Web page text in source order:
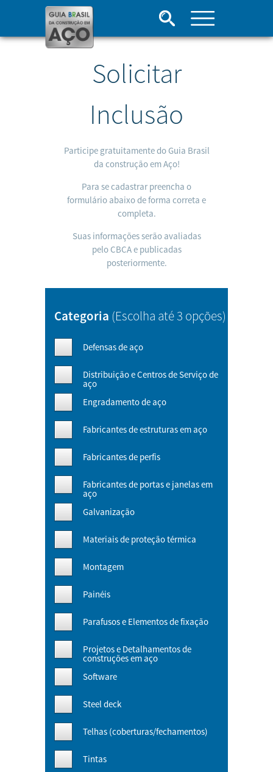
Solicitar
Inclusão
Participe gratuitamente do Guia Brasil
da construção em Aço!
Para se cadastrar preencha o
formulário abaixo de forma correta e
completa.
Suas informações serão avaliadas
pelo CBCA e publicadas
posteriormente.
Categoria (Escolha até 3 opções)
Defensas de aço
Distribuição e Centros de Serviço de
aço
Engradamento de aço
Fabricantes de estruturas em aço
Fabricantes de perfis
Fabricantes de portas e janelas em
aço
Galvanização
Materiais de proteção térmica
Montagem
Painéis
Parafusos e Elementos de fixação
Projetos e Detalhamentos de
construções em aço
Software
Steel deck
Telhas (coberturas/fechamentos)
Tintas